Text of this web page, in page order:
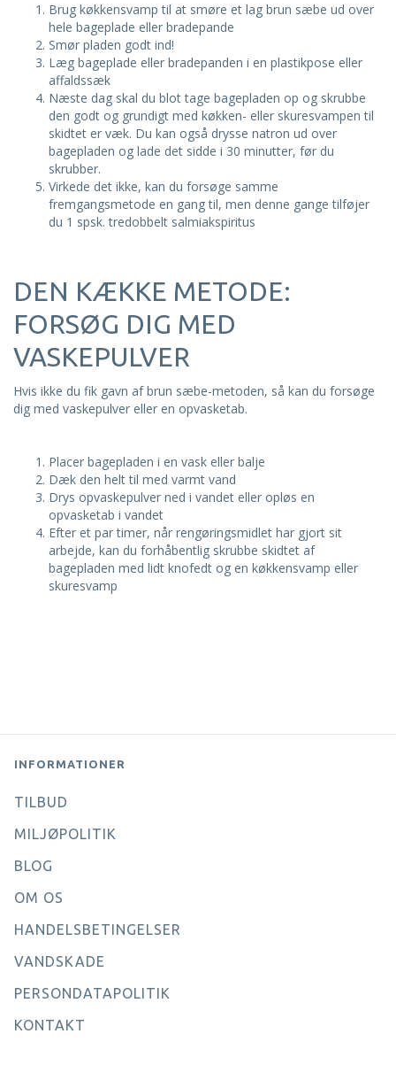
Brug køkkensvamp til at smøre et lag brun sæbe ud over
hele bageplade eller bradepande
Smør pladen godt ind!
Læg bageplade eller bradepanden i en plastikpose eller
affaldssæk
Næste dag skal du blot tage bagepladen op og skrubbe
den godt og grundigt med køkken- eller skuresvampen til
skidtet er væk. Du kan også drysse natron ud over
bagepladen og lade det sidde i 30 minutter, før du
skrubber.
Virkede det ikke, kan du forsøge samme
fremgangsmetode en gang til, men denne gange tilføjer
du 1 spsk. tredobbelt salmiakspiritus
DEN KÆKKE METODE:
FORSØG DIG MED
VASKEPULVER
Hvis ikke du fik gavn af brun sæbe-metoden, så kan du forsøge
dig med vaskepulver eller en opvasketab.
Placer bagepladen i en vask eller balje
Dæk den helt til med varmt vand
Drys opvaskepulver ned i vandet eller opløs en
opvasketab i vandet
Efter et par timer, når rengøringsmidlet har gjort sit
arbejde, kan du forhåbentlig skrubbe skidtet af
bagepladen med lidt knofedt og en køkkensvamp eller
skuresvamp
INFORMATIONER
TILBUD
MILJØPOLITIK
BLOG
OM OS
HANDELSBETINGELSER
VANDSKADE
PERSONDATAPOLITIK
KONTAKT